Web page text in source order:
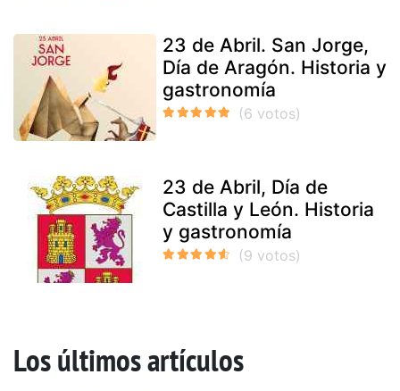
23 de Abril. San Jorge,
Día de Aragón. Historia y
gastronomía
23 de Abril, Día de
Castilla y León. Historia
y gastronomía
Los últimos artículos